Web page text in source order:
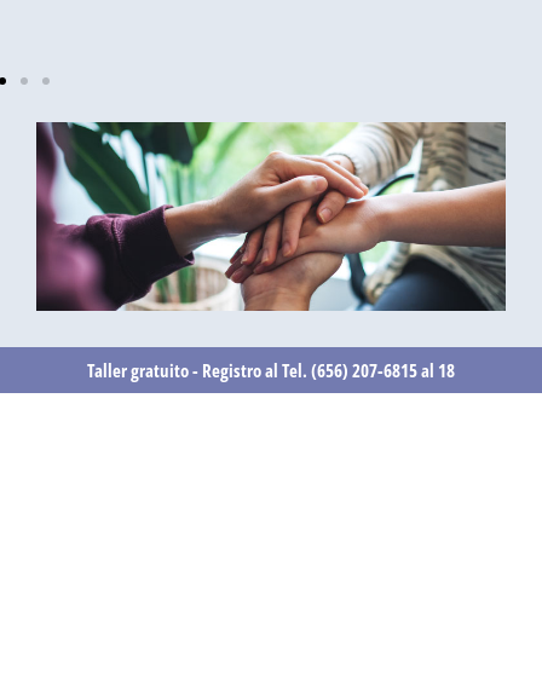
Taller gratuito - Registro al Tel. (656) 207-6815 al 18